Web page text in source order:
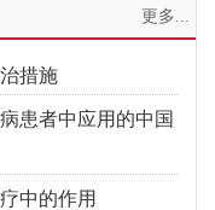
更多...
措施
患者中应用的中国
中的作用